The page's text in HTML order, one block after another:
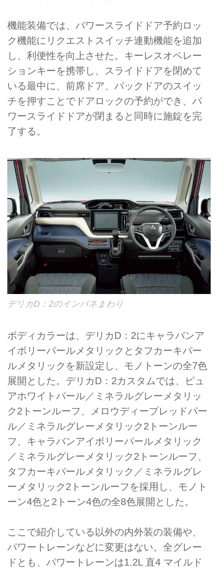
機能装備では、パワースライドドア予約ロッ
ク機能にリクエストスイッチ連動機能を追加
し、利便性を向上させた。キーレスオペレー
ションキーを携帯し、スライドドアを閉めて
いる最中に、前席ドア、バックドアのスイッ
チを押すことでドアロックの予約ができ、パ
ワースライドドアが閉まると同時に施錠を完
了する。
デリカD：2のインパネまわり
ボディカラーは、デリカD：2にキャラバンア
イボリーパールメタリックとタフカーキパー
ルメタリックを新設定し、モノトーンの全7色
展開とした。デリカD：2カスタムでは、ピュ
アホワイトパール／ミネラルグレーメタリッ
ク2トーンルーフ、メロウディープレッドパー
ル／ミネラルグレーメタリック2トーンルー
フ、キャラバンアイボリーパールメタリック
／ミネラルグレーメタリック2トーンルーフ、
タフカーキパールメタリック／ミネラルグレ
ーメタリック2トーンルーフを採用し、モノト
ーン4色と2トーン4色の全8色展開とした。
ここで紹介している以外の内外装の装備や、
パワートレーンなどに変更はない。全グレー
ドとも、パワートレーンは1.2L 直4 マイルド